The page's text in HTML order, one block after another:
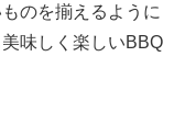
のを揃えるように
味しく楽しいBBQ